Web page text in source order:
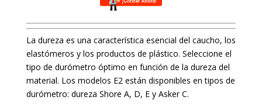
La dureza es una característica esencial del caucho, los
elastómeros y los productos de plástico. Seleccione el
tipo de durómetro óptimo en función de la dureza del
material. Los modelos E2 están disponibles en tipos de
durómetro: dureza Shore A, D, E y Asker C.